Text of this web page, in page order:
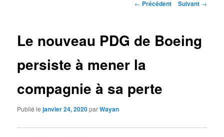
Navigation
← Précédent Suivant →
Le nouveau PDG de Boeing
persiste à mener la
compagnie à sa perte
Publié lejanvier 24, 2020parWayan